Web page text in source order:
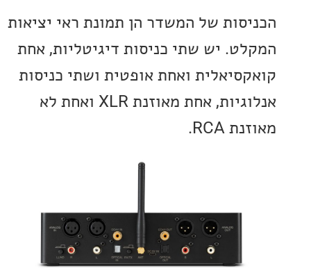
של המשדר הן תמונת ראי יציאות
יש שתי כניסות דיגיטליות, אחת
ואחת אופטית ושתי כניסות
אנלוגיות, אחת מאוזנת XLR ואחת לא